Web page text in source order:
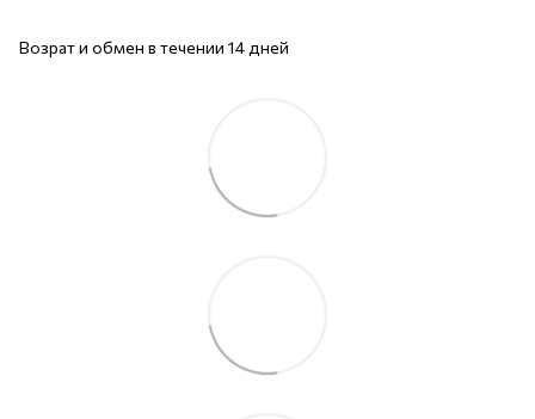
Возрат и обмен в течении 14 дней